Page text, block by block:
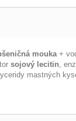
mouka+
sojový lecitin,
mastných